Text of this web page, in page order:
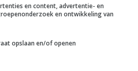
zie ik
gang naar de
voor
spieren train.
en content, advertentie- en
en ontwikkeling van
opslaan en/of openen